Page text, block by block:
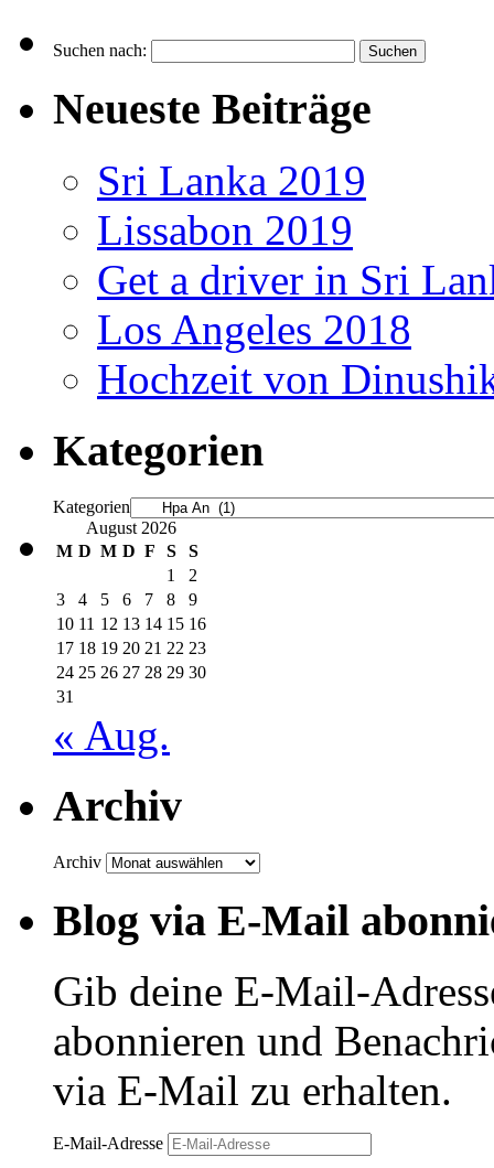
Suchen nach:
Neueste Beiträge
Sri Lanka 2019
Lissabon 2019
Get a driver in Sri
Los Angeles 2018
Hochzeit von
Kategorien
Kategorien
August 2026
M D M D F S
S
1
2
3
4 5 6 7 8
9
10 11 12 13 14 15 16
17 18 19 20 21 22 23
24 25 26 27 28 29 30
31
« Aug.
Archiv
Archiv
Blog via E-Mail
Gib deine E-Mail-
abonnieren und
via E-Mail zu erhalten.
E-Mail-Adresse